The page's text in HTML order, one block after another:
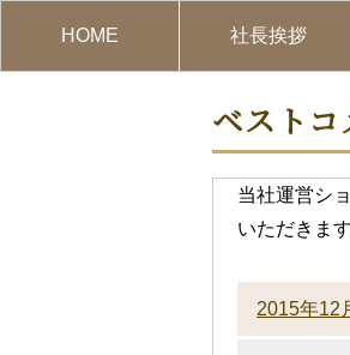
HOME 社長挨拶
ベスト
当社運営シ
いただきま
2015年12